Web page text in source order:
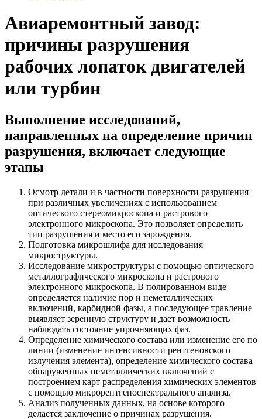
Авиаремонтный завод:
причины разрушения
рабочих лопаток двигателей
или турбин
Выполнение исследований,
направленных на определение причин
разрушения, включает следующие
этапы
Осмотр детали и в частности поверхности разрушения
при различных увеличениях с использованием
оптического стереомикроскопа и растрового
электронного микроскопа. Это позволяет определить
тип разрушения и место его зарождения.
Подготовка микрошлифа для исследования
микроструктуры.
Исследование микроструктуры с помощью оптического
металлографического микроскопа и растрового
электронного микроскопа. В полированном виде
определяется наличие пор и неметаллических
включений, карбидной фазы, а последующее травление
выявляет зеренную структуру и дает возможность
наблюдать состояние упрочняющих фаз.
Определение химического состава или изменение его по
линии (изменение интенсивности рентгеновского
излучения элемента), определение химического состава
обнаруженных неметаллических включений с
построением карт распределения химических элементов
с помощью микрорентгеноспектрального анализа.
Анализ полученных данных, на основе которого
делается заключение о причинах разрушения.